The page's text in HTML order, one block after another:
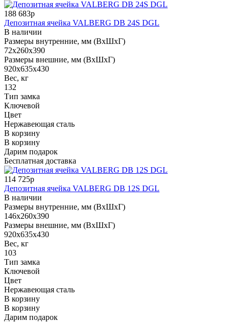
188 683р
Депозитная ячейка VALBERG DB 24S DGL
В наличии
Размеры внутренние, мм (ВхШхГ)
72x260x390
Размеры внешние, мм (ВхШхГ)
920x635x430
Вес, кг
132
Тип замка
Ключевой
Цвет
Нержавеющая сталь
В корзину
В корзину
Дарим подарок
Бесплатная доставка
114 725р
Депозитная ячейка VALBERG DB 12S DGL
В наличии
Размеры внутренние, мм (ВхШхГ)
146x260x390
Размеры внешние, мм (ВхШхГ)
920x635x430
Вес, кг
103
Тип замка
Ключевой
Цвет
Нержавеющая сталь
В корзину
В корзину
Дарим подарок